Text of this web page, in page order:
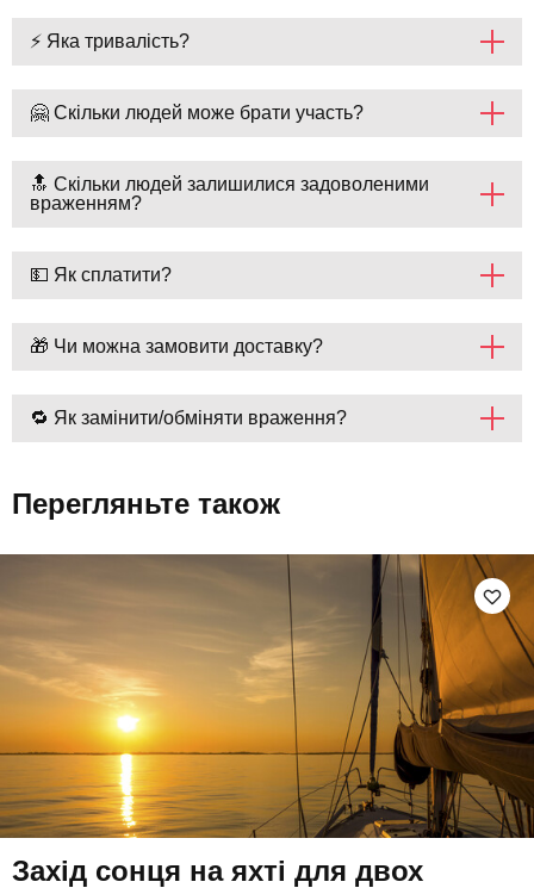
⚡ Яка тривалість?
🤗 Скільки людей може брати участь?
🔝 Скільки людей залишилися задоволеними
враженням?
💵 Як сплатити?
🎁 Чи можна замовити доставку?
🔁 Як замінити/обміняти враження?
Перегляньте також
Захід сонця на яхті для двох